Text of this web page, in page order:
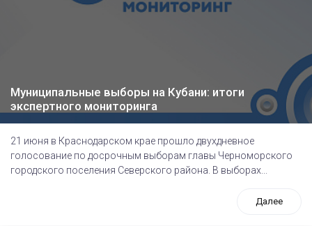
Муниципальные выборы на Кубани: итоги
экспертного мониторинга
21 июня в Краснодарском крае прошло двухдневное
голосование по досрочным выборам главы Черноморского
городского поселения Северского района. В выборах...
Далее